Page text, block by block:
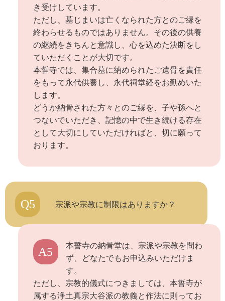
き受けしています。
ただし、墓じまいは亡くなられた方とのご縁を
終わらせるものではありません。その後の供養
の継続をきちんと意識し、心を込めた決断をし
ていただくことが大切です。
本誓寺では、集合墓に納められたご遺骨を責任
をもって永代供養し、永代祠堂経をお勤めいた
します。
どうか納骨された方々とのご縁を、子や孫へと
つないでいただき、記憶の中で生き続ける存在
として大切にしていただければと、切に願って
おります。
Q5 宗派や宗教に制限はありますか？
A5
本誓寺の納骨堂は、宗派や宗教を問わ
ず、どなたでもお申込みいただけま
す。
ただし、宗教的儀式につきましては、本誓寺が
属する浄土真宗大谷派の教義と作法に則ってお